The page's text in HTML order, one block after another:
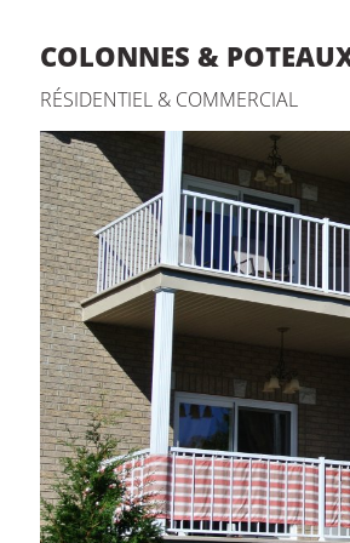
COLONNES &
RÉSIDENTIEL & COMMERCIAL